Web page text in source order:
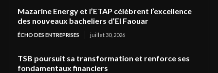
Mazarine Energy et l’ETAP célèbrent l’excellence
des nouveaux bacheliers d’El Faouar
ÉCHO DES ENTREPRISES juillet 30, 2026
TSB poursuit sa transformation et renforce ses
fondamentaux financiers